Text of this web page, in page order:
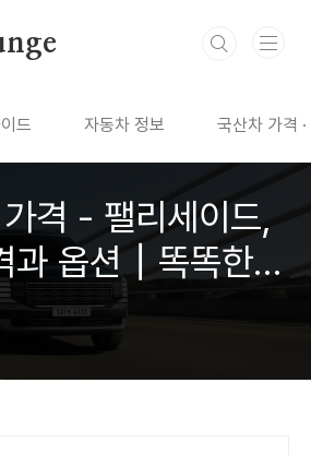
드 자동차 정보 국산차 가격
격 - 팰리세이드,
과 옵션┃똑똑한
이드